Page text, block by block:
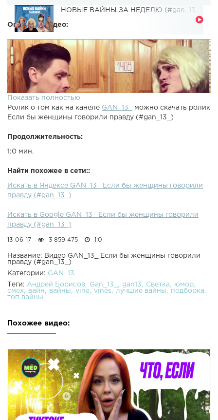
НОВЫЕ ВАЙНЫ ЗА НЕДЕЛЮ (#gan_13_)
Описание видео:
Показать полностью
Ролик о том как на канеле GAN_13_
можно скачать ролик
Если бы женщины говорили правду (#gan_13_)
Продолжительность:
1:0 мин.
Найти похожее в сети::
Искать в Яндексе GAN_13_ Если бы женщины говорили
правду (#gan_13_)
Искать в Google GAN_13_ Если бы женщины говорили
правду (#gan_13_)
13-06-17 3 859 475 1:0
Название: Видео GAN_13_ Если бы женщины говорили
правду (#gan_13_)
Категории: GAN_13_
Теги: Андрей Борисов Gan_13_ gan13 Светка
юмор
смех
вайн вайны vine vines лучшие вайны
подборка
топ вайны
Похожее видео: